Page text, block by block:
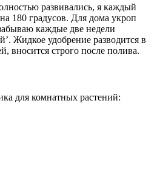
развивались, я каждый
180 градусов. Для дома укроп
каждые две недели
Жидкое удобрение разводится в
вносится строго после полива.
для комнатных растений: